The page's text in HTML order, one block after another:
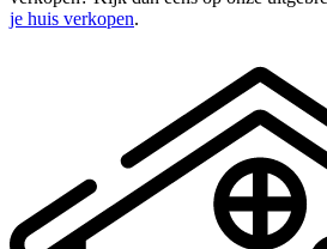
je huis verkopen.